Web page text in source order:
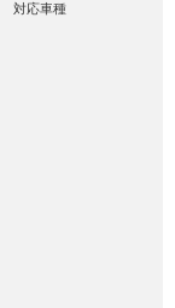
対応車種